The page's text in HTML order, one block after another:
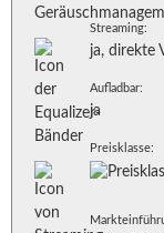
Streaming:
ja, direkte
Aufladbar:
ja
Preisklasse: